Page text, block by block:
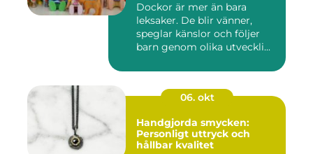
Dockor är mer än bara
leksaker. De blir vänner,
speglar känslor och följer
barn genom olika utveckli...
06. okt
Handgjorda smycken:
Personligt uttryck och
hållbar kvalitet